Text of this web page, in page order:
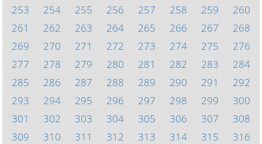
253
254 255 256 257 258 259
260
261
262 263 264 265 266 267
268
269
270 271 272 273 274 275
276
277
278 279 280 281 282 283
284
285
286 287 288 289 290 291
292
293
294 295 296 297 298 299
300
301
302 303 304 305 306 307
308
309
310 311 312 313 314 315
316